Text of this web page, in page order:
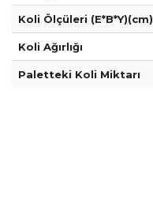
Koli Ölçüleri (E*B*Y)(cm)
Koli Ağırlığı
Paletteki Koli Miktarı